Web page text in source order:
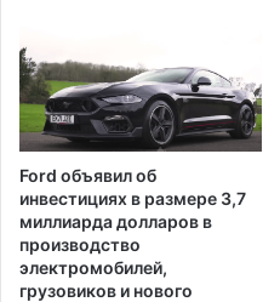
к
т
н
а
е
п
л
а
Ford объявил об
инвестициях в размере 3,7
миллиарда долларов в
производство
электромобилей,
грузовиков и нового